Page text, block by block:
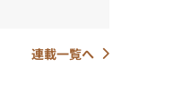
連載一覧へ